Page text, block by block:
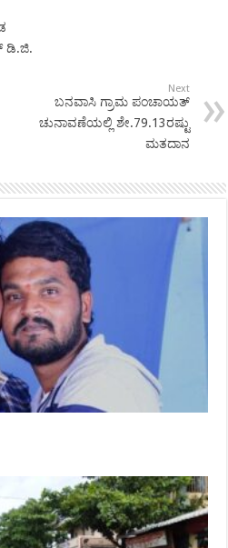
ಡಿ.ಜಿ.
Next
ಬನವಾಸಿ ಗ್ರಾಮ ಪಂಚಾಯತ್
ಚುನಾವಣೆಯಲ್ಲಿ ಶೇ.79.13ರಷ್ಟು
ಮತದಾನ